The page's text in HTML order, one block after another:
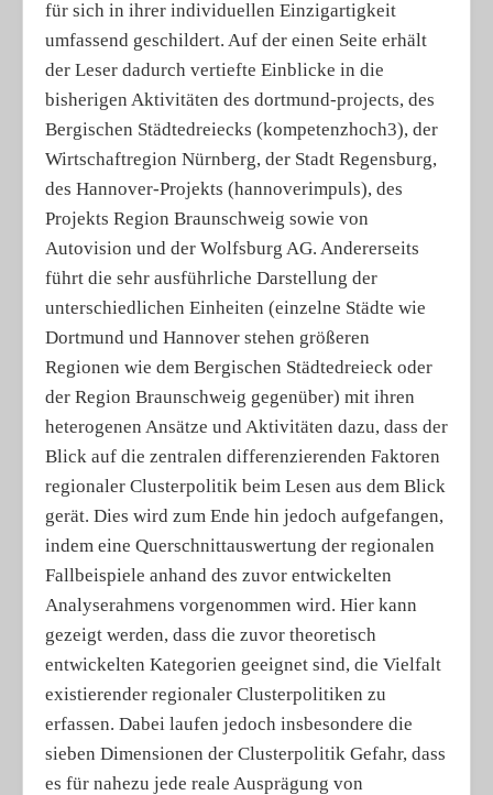
für sich in ihrer individuellen Einzigartigkeit
umfassend geschildert. Auf der einen Seite erhält
der Leser dadurch vertiefte Einblicke in die
bisherigen Aktivitäten des dortmund-projects, des
Bergischen Städtedreiecks (kompetenzhoch3), der
Wirtschaftregion Nürnberg, der Stadt Regensburg,
des Hannover-Projekts (hannoverimpuls), des
Projekts Region Braunschweig sowie von
Autovision und der Wolfsburg AG. Andererseits
führt die sehr ausführliche Darstellung der
unterschiedlichen Einheiten (einzelne Städte wie
Dortmund und Hannover stehen größeren
Regionen wie dem Bergischen Städtedreieck oder
der Region Braunschweig gegenüber) mit ihren
heterogenen Ansätze und Aktivitäten dazu, dass der
Blick auf die zentralen differenzierenden Faktoren
regionaler Clusterpolitik beim Lesen aus dem Blick
gerät. Dies wird zum Ende hin jedoch aufgefangen,
indem eine Querschnittauswertung der regionalen
Fallbeispiele anhand des zuvor entwickelten
Analyserahmens vorgenommen wird. Hier kann
gezeigt werden, dass die zuvor theoretisch
entwickelten Kategorien geeignet sind, die Vielfalt
existierender regionaler Clusterpolitiken zu
erfassen. Dabei laufen jedoch insbesondere die
sieben Dimensionen der Clusterpolitik Gefahr, dass
es für nahezu jede reale Ausprägung von